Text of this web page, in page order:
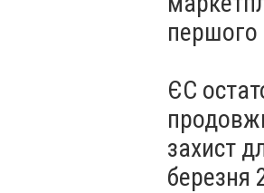
першого
ЄС
захист
березня